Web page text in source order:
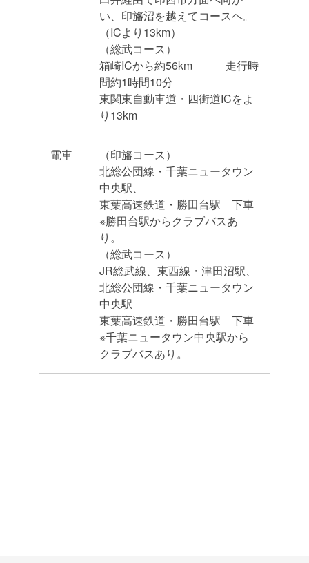
い、印旛沼を越えてコースヘ。
（ICより13km）
（総武コース）
箱崎ICから約56km 走行時
間約1時間10分
東関東自動車道・四街道ICをよ
り13km
電車
（印旛コース）
北総公団線・千葉ニュータウン
中央駅、
東葉高速鉄道・勝田台駅 下車
※勝田台駅からクラブバスあ
り。
（総武コース）
JR総武線、東西線・津田沼駅、
北総公団線・千葉ニュータウン
中央駅
東葉高速鉄道・勝田台駅 下車
※千葉ニュータウン中央駅から
クラブバスあり。